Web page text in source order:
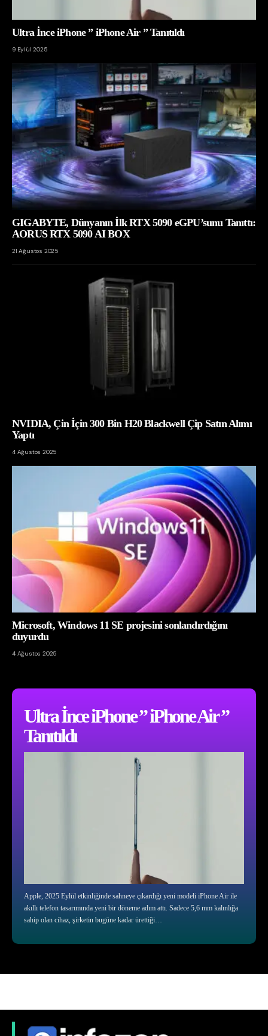
Ultra İnce iPhone ” iPhone Air ”
Tanıtıldı
Apple, 2025 Eylül etkinliğinde sahneye çıkardığı yeni modeli iPhone Air ile
akıllı telefon tasarımında yeni bir döneme adım attı. Sadece 5,6 mm kalınlığa
sahip olan cihaz, şirketin bugüne kadar ürettiği…
Ultra İnce iPhone ” iPhone Air ” Tanıtıldı
9 Eylül 2025
GIGABYTE, Dünyanın İlk RTX 5090 eGPU’sunu Tanıttı:
AORUS RTX 5090 AI BOX
21 Ağustos 2025
NVIDIA, Çin İçin 300 Bin H20 Blackwell Çip Satın Alımı
Yaptı
4 Ağustos 2025
Microsoft, Windows 11 SE projesini sonlandırdığını
duyurdu
4 Ağustos 2025